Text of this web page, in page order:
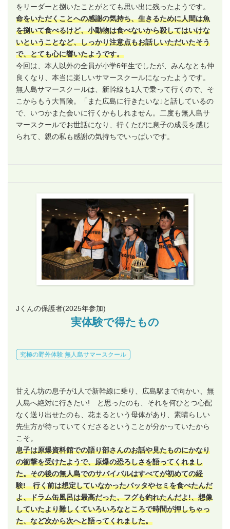
をリーダーと捌いたことがとても思い出に残ったようです。
命をいただくことへの感謝の気持ち、生きるために人間は魚
を捌いて食べるけど、小動物は食べないから殺してはいけな
いということなど、しっかり注意点もお話しいただいたそう
で、とても心に響いたようです。
今回は、本人以外の全員が小学6年生でしたが、みんなとも仲
良くなり、本当に楽しいサマースクールになったようです。
無人島サマースクールは、新幹線も1人で乗って行くので、そ
こからもう大冒険。「また広島に行きたいな｣と話しているの
で、いつかまた会いに行くかもしれません。二度も無人島サ
マースクールでお世話になり、行くたびに息子の成長を感じ
られて、親の私も感謝の気持ちでいっぱいです。
Jくんの保護者(2025年参加)
実体験で得たもの
究極の野外体験 無人島サマースクール
甘えん坊の息子が1人で新幹線に乗り、広島駅まで向かい、無
人島へ絶対に行きたい! と思ったのも、それを何ひとつ心配
なく送り出せたのも、花まるという母体があり、素晴らしい
先生方が待っていてくださるということが分かっていたから
こそ。
息子は原爆資料館での語り部さんのお話や見たものにかなり
の衝撃を受けたようで、原爆の恐ろしさを語ってくれまし
た。その後の無人島でのサバイバルはすべてが初めての経
験! 行く前は想定していなかったバッタやセミを食べたんだ
よ、ドラム缶風呂は最高だった、フグも釣れたんだよ!、想像
していたより難しくていろいろなところで時間が押しちゃっ
た、など次から次へと語ってくれました。